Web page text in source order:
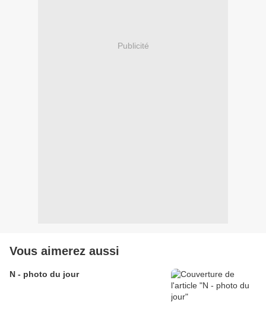
Publicité
Vous aimerez aussi
N - photo du jour